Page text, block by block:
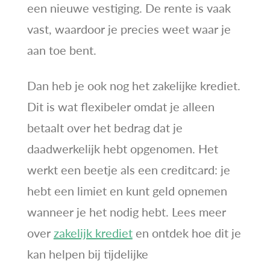
een nieuwe vestiging. De rente is vaak
vast, waardoor je precies weet waar je
aan toe bent.
Dan heb je ook nog het zakelijke krediet.
Dit is wat flexibeler omdat je alleen
betaalt over het bedrag dat je
daadwerkelijk hebt opgenomen. Het
werkt een beetje als een creditcard: je
hebt een limiet en kunt geld opnemen
wanneer je het nodig hebt. Lees meer
over zakelijk kredieten ontdek hoe dit je
kan helpen bij tijdelijke